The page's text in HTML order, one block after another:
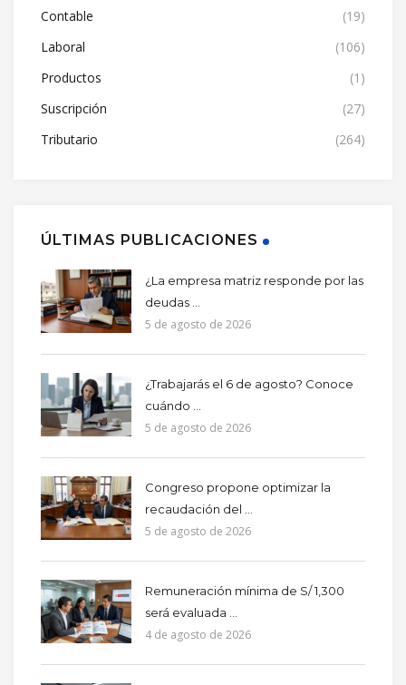
Contable
(19)
Laboral
(106)
Productos
(1)
Suscripción
(27)
Tributario
(264)
ÚLTIMAS PUBLICACIONES
¿La empresa matriz responde por las
deudas ...
5 de agosto de 2026
¿Trabajarás el 6 de agosto? Conoce
cuándo ...
5 de agosto de 2026
Congreso propone optimizar la
recaudación del ...
5 de agosto de 2026
Remuneración mínima de S/ 1,300
será evaluada ...
4 de agosto de 2026